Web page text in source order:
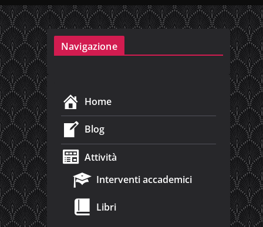
Navigazione
Home
Blog
Attività
Interventi accademici
Libri